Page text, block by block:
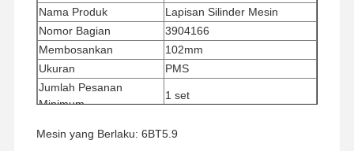
Nama Produk
Lapisan Silinder Mesin
Nomor Bagian
3904166
Membosankan
102mm
Ukuran
PMS
Jumlah Pesanan
Minimum
1 set
Metode Pengiriman
UPS/DHL/EMS/TNT/FedEx
Mesin yang Berlaku: 6BT5.9